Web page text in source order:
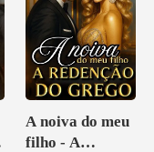
A noiva do meu
filho - A